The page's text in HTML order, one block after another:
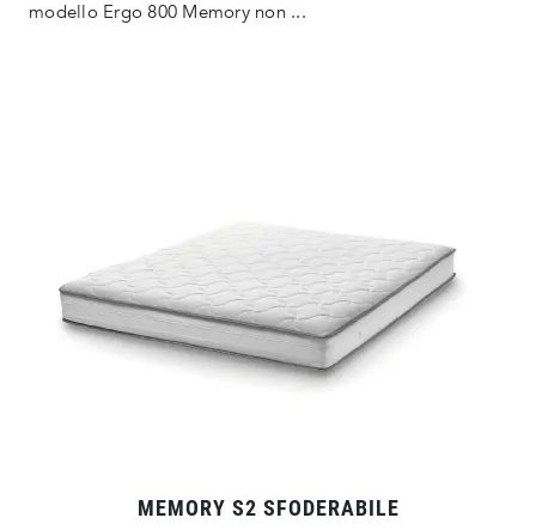
modello Ergo 800 Memory non ...
MEMORY S2 SFODERABILE